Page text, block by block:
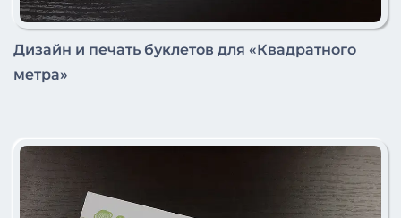
Дизайн и печать буклетов для «Квадратного
метра»